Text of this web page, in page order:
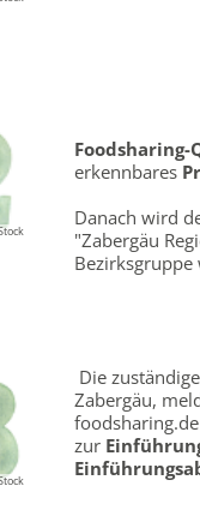
Foodsharing-
erkennbares
Danach wird
"Zabergäu
Die
Zabergäu,
zur